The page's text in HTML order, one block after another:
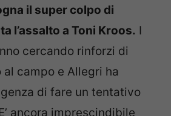
il super colpo di
l’assalto a Toni Kroos. I
cercando rinforzi di
campo e Allegri ha
di fare un tentativo
ancora imprescindibile